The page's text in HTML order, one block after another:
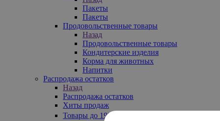
Пакеты
Пакеты
Продовольственные товары
Назад
Продовольственные товары
Кондитерские изделия
Корма для животных
Напитки
Распродажа остатков
Назад
Распродажа остатков
Хиты продаж
Товары до 199₽